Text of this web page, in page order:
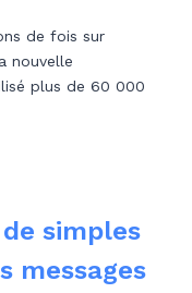
de fois sur
nouvelle
plus de 60 000
simples
messages